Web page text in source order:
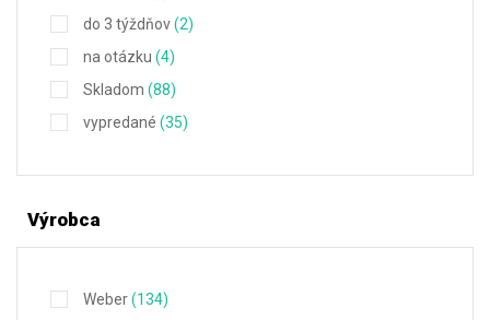
do 3 týždňov(2)
na otázku (4)
Skladom (88)
vypredané (35)
Výrobca
Weber(134)